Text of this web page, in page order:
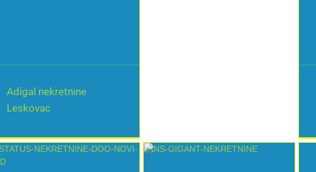
Adigal nekretnine
Leskovac